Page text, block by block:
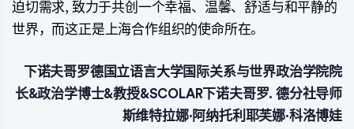
迫切需求, 致力于共创一个幸福、温馨、舒适与和平静的
世界，而这正是上海合作组织的使命所在。
下诺夫哥罗德国立语言大学国际关系与世界政治学院院
长&政治学博士&教授&SCOLAR下诺夫哥罗. 德分社导师
斯维特拉娜·阿纳托利耶芙娜·科洛博娃